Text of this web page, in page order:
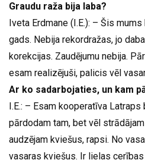
Graudu raža bija laba?
Iveta Erdmane (I.E.): – Šis
gads. Nebija rekordražas, jo
korekcijas. Zaudējumu nebija.
esam realizējuši, palicis vēl
Ar ko sadarbojaties, un kam
I.E.: – Esam kooperatīva
pārdodam tam, bet vēl
audzējam kviešus, rapsi. No
vasaras kviešus. Ir lielas